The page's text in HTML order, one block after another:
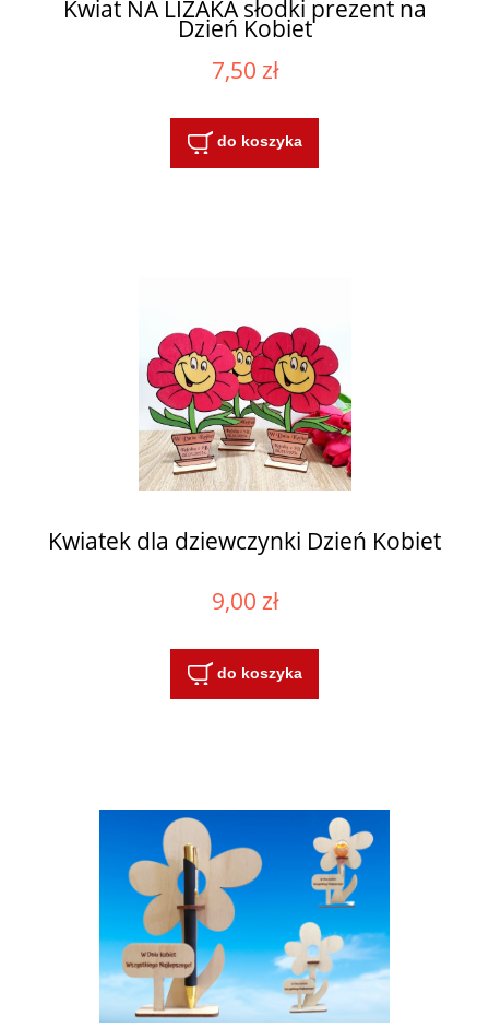
Kwiat NA LIZAKA słodki prezent na
Dzień Kobiet
7,50 zł
do koszyka
Kwiatek dla dziewczynki Dzień Kobiet
9,00 zł
do koszyka